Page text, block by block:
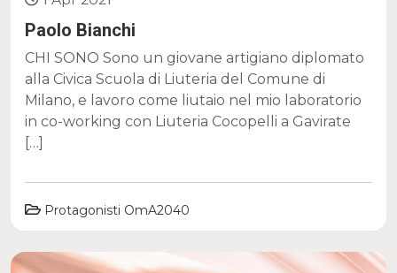
Paolo Bianchi
CHI SONO Sono un giovane artigiano diplomato
alla Civica Scuola di Liuteria del Comune di
Milano, e lavoro come liutaio nel mio laboratorio
in co-working con Liuteria Cocopelli a Gavirate
[…]
Protagonisti OmA2040